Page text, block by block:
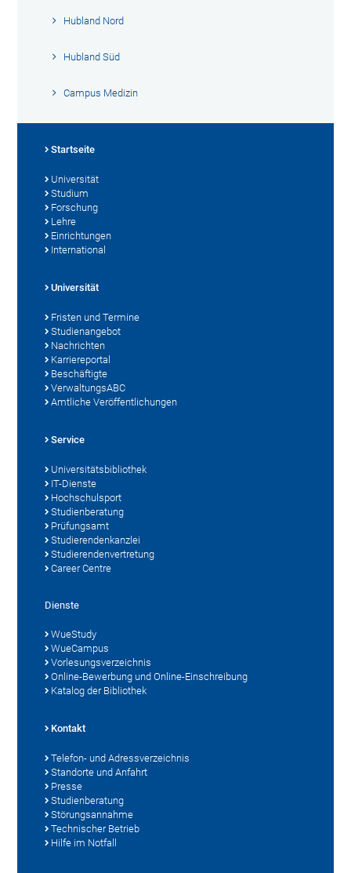
Hubland Nord
Hubland Süd
Campus Medizin
Startseite
Universität
Studium
Forschung
Lehre
Einrichtungen
International
Universität
Fristen und Termine
Studienangebot
Nachrichten
Karriereportal
Beschäftigte
VerwaltungsABC
Amtliche Veröffentlichungen
Service
Universitätsbibliothek
IT-Dienste
Hochschulsport
Studienberatung
Prüfungsamt
Studierendenkanzlei
Studierendenvertretung
Career Centre
Dienste
WueStudy
WueCampus
Vorlesungsverzeichnis
Online-Bewerbung und Online-Einschreibung
Katalog der Bibliothek
Kontakt
Telefon- und Adressverzeichnis
Standorte und Anfahrt
Presse
Studienberatung
Störungsannahme
Technischer Betrieb
Hilfe im Notfall